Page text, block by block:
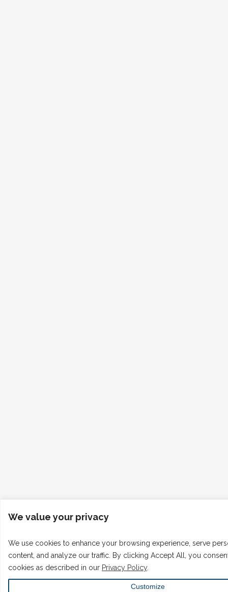
We value your privacy
We use cookies to enhance your browsing experience, serve
content, and analyze our traffic. By clicking Accept All, you
cookies as described in our Privacy Policy.
Customize